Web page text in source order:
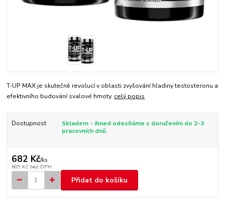
T-UP MAX je skutečně revolucí v oblasti zvyšování hladiny testosteronu a
efektivního budování svalové hmoty. celý popis
Dostupnost
Skladem - ihned odesíláme s doručením do 2-3
pracovních dnů
682 Kč/ks
609 Kč bez DPH
Přidat do košíku